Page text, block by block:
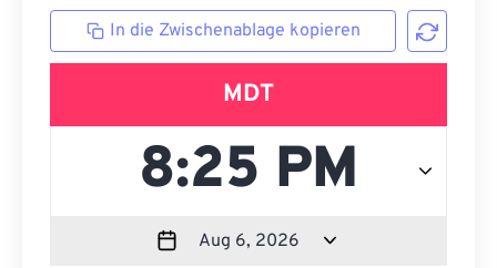
In die Zwischenablage kopieren
MDT